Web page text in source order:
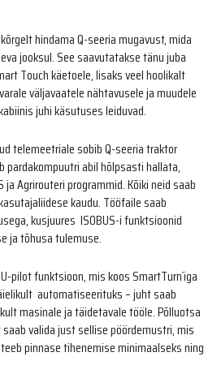
hindama Q-seeria mugavust, mida
jooksul. See saavutatakse tänu juba
Touch käetoele, lisaks veel hoolikalt
väljavaatele nähtavusele ja muudele
juhi käsutuses leiduvad.
telemeetriale sobib Q-seeria traktor
pardakompuutri abil hõlpsasti hallata,
Agrirouteri programmid. Kõiki neid saab
kaudu. Tööfaile saab
kusjuures ISOBUS-i funktsioonid
ja tõhusa tulemuse.
pilot funktsioon, mis koos SmartTurn´iga
automatiseerituks – juht saab
masinale ja täidetavale tööle. Põlluotsa
valida just sellise pöördemustri, mis
pinnase tihenemise minimaalseks ning